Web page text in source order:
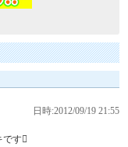
日時:2012/09/19 21:55
です